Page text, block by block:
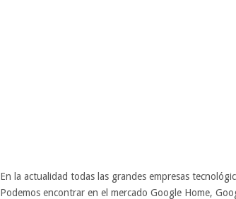
En la actualidad todas las grandes empresas
Podemos encontrar en el mercado Google Home,